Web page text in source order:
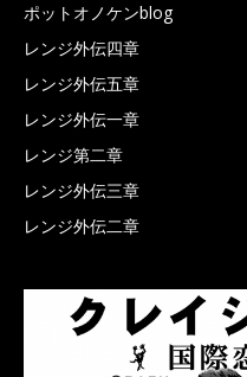
ポットオノケンblog
レンジ外伝四章
レンジ外伝五章
レンジ外伝一章
レンジ第二章
レンジ外伝三章
レンジ外伝二章